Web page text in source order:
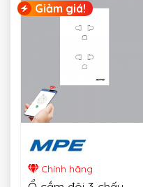
Giảm giá!
Chính hãng